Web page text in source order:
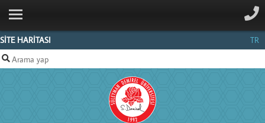
SİTE HARİTASI TR
ANA SAYFA
KURUMSAL
BİRİMLER